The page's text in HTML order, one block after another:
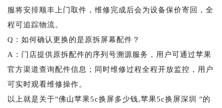
服将安排顺丰上门取件，维修完成后会为设备保价寄回，全
程可追踪物流。
Q：如何确认更换的是原拆屏幕配件？
A：门店提供原拆配件的序列号溯源服务，用户可通过苹果
官方渠道查询配件信息；同时维修过程全程开放监控，用户
可实时观看维修操作。
以上就是关于"佛山苹果5c换屏多少钱,苹果5c换屏深圳 "的